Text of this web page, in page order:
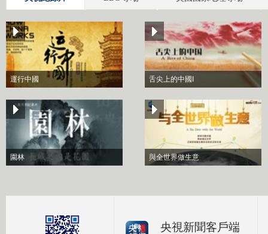
運行中國 舌尖上的中國I
園林 與全世界做生意
央視新聞客戶端